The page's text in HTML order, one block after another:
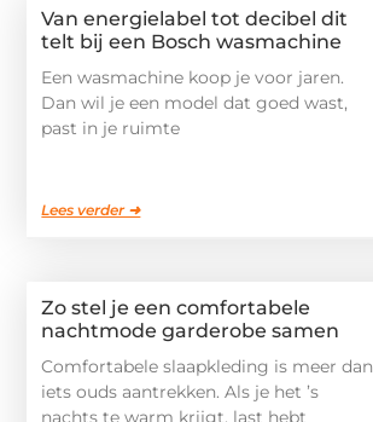
Van energielabel tot decibel dit
telt bij een Bosch wasmachine
Een wasmachine koop je voor jaren.
Dan wil je een model dat goed wast,
past in je ruimte
Lees verder ➜
Zo stel je een comfortabele
nachtmode garderobe samen
Comfortabele slaapkleding is meer dan
iets ouds aantrekken. Als je het ’s
nachts te warm krijgt, last hebt